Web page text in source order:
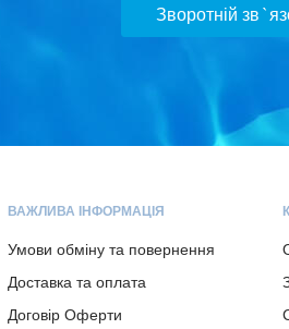
Зворотній
ВАЖЛИВА ІНФОРМАЦІЯ
Умови обміну та повернення
Доставка та оплата
Договір Оферти